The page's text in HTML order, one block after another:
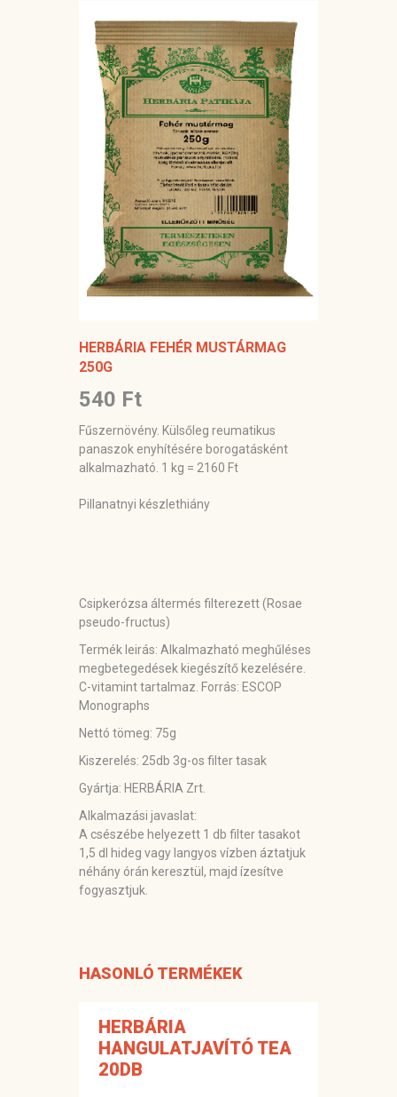
HERBÁRIA FEHÉR MUSTÁRMAG
250G
540 Ft
Fűszernövény. Külsőleg reumatikus
panaszok enyhítésére borogatásként
alkalmazható. 1 kg = 2160 Ft
Pillanatnyi készlethiány
Csipkerózsa áltermés filterezett (Rosae
pseudo-fructus)
Termék leirás: Alkalmazható meghűléses
megbetegedések kiegészítő kezelésére.
C-vitamint tartalmaz. Forrás: ESCOP
Monographs
Nettó tömeg: 75g
Kiszerelés: 25db 3g-os filter tasak
Gyártja: HERBÁRIA Zrt.
Alkalmazási javaslat:
A csészébe helyezett 1 db filter tasakot
1,5 dl hideg vagy langyos vízben áztatjuk
néhány órán keresztül, majd ízesítve
fogyasztjuk.
HASONLÓ TERMÉKEK
HERBÁRIA
HANGULATJAVÍTÓ TEA
20DB